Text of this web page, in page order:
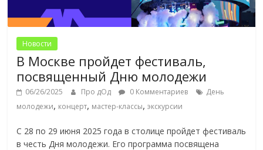
Новости
В Москве пройдет фестиваль,
посвященный Дню молодежи
06/26/2025 Про дОд 0 Комментариев
День
молодежи, концерт, мастер-классы,экскурсии
С 28 по 29 июня 2025 года в столице пройдет фестиваль
в честь Дня молодежи. Его программа посвящена